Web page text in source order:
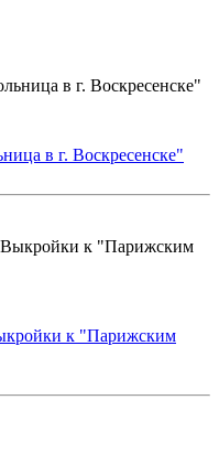
в г. Воскресенске"
к "Парижским